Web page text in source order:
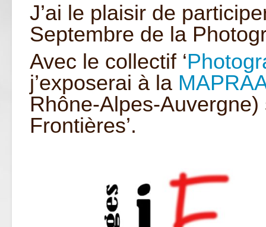
J’ai le plaisir de
Septembre de la
Avec le collectif ‘
j’exposerai à la
Rhône-Alpes-Auvergne)
Frontières’.